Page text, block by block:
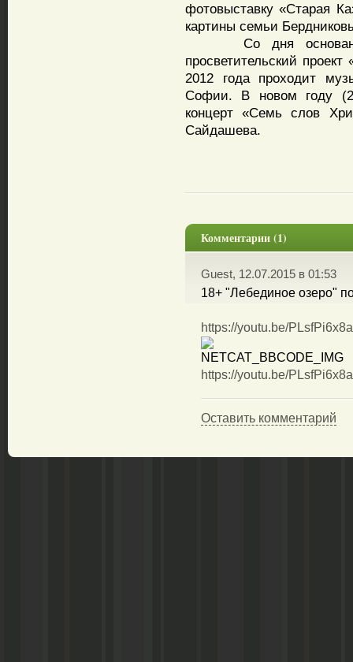
фотовыставку «Старая
картины семьи
Со дня основания
просветительский
2012 года проходит
Софии. В новом году
концерт «Семь слов
Сайдашева.
Комментарии (1)
Guest, 12.07.2015 в 01:53
18+ "Лебединое озеро"
https://youtu.be/
https://youtu.be/
Оставить комментарий